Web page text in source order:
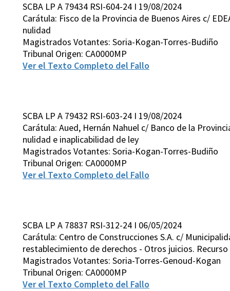
SCBA LP A 79434 RSI-604-24 I 19/08/2024
Carátula: Fisco de la Provincia de Buenos Aires c/
nulidad
Magistrados Votantes: Soria-Kogan-Torres-Budiño
Tribunal Origen: CA0000MP
Ver el Texto Completo del Fallo
SCBA LP A 79432 RSI-603-24 I 19/08/2024
Carátula: Aued, Hernán Nahuel c/ Banco de la
nulidad e inaplicabilidad de ley
Magistrados Votantes: Soria-Kogan-Torres-Budiño
Tribunal Origen: CA0000MP
Ver el Texto Completo del Fallo
SCBA LP A 78837 RSI-312-24 I 06/05/2024
Carátula: Centro de Construcciones S.A. c/
restablecimiento de derechos - Otros juicios.
Magistrados Votantes: Soria-Torres-Genoud-Kogan
Tribunal Origen: CA0000MP
Ver el Texto Completo del Fallo